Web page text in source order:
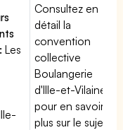
Les
Consultez en
détail la
convention
collective
Boulangerie
d'Ille-et-Vilaine
pour en savoir
plus sur le sujet